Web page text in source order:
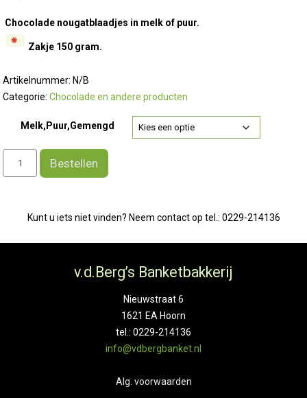
Chocolade nougatblaadjes in melk of puur.
Zakje 150 gram.
Artikelnummer: N/B
Categorie:Chocolade en andere producten
Melk,Puur,Gemengd
Nougatblaadjes
aantal
Bestellen
Kunt u iets niet vinden? Neem contact op tel.: 0229-214136
v.d.Berg’s Banketbakkerij
Nieuwstraat 6
1621 EA Hoorn
tel.: 0229-214136
info@vdbergbanket.nl
Alg. voorwaarden